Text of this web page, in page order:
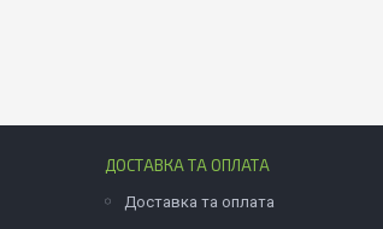
ДОСТАВКА ТА ОПЛАТА
Доставка та оплата